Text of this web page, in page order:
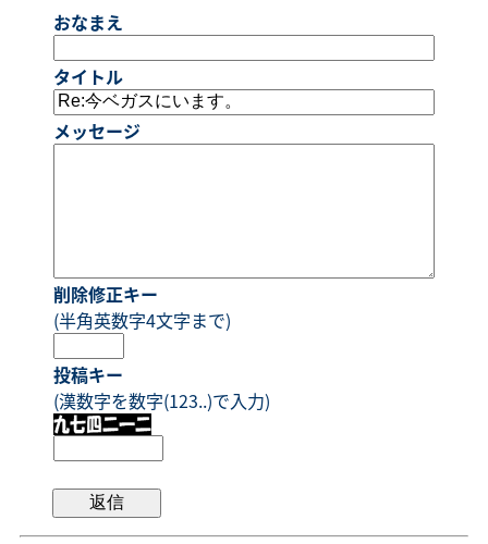
おなまえ
タイトル
メッセージ
削除修正キー
(半角英数字4文字まで)
投稿キー
(漢数字を数字(123..)で入力)